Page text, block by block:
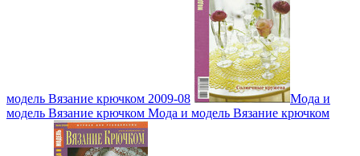
модель Вязание крючком 2009-08
Мода и
модель Вязание крючком Мода и модель Вязание крючком